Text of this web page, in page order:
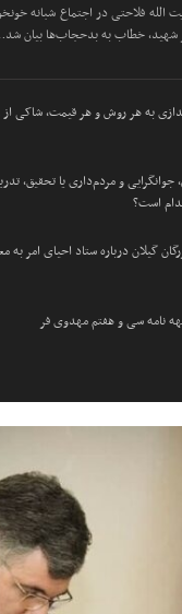
الله فلاحتی در اجتماع شبانه
شهید، خطاب به بدحجاب‌ها بیان
به هر روش و هر قیمت، شاکی
جوانگرایی و مردم‌داری یا تحقیق،
است؟
گیلان درباره ستاد احیای امر
نامه سی و هفتم مهدوی فر